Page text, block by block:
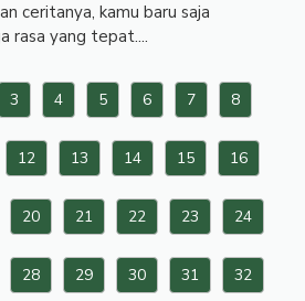
ceritanya, kamu baru saja
rasa yang tepat....
3 4 5 6 7 8
12 13 14 15 16
20 21 22 23 24
28 29 30 31 32